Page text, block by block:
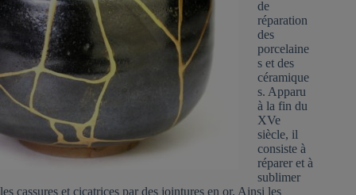
de
réparation
des
porcelaine
s et des
céramique
s. Apparu
à la fin du
XVe
siècle, il
consiste à
réparer et à
sublimer
les cassures et cicatrices par des jointures en or. Ainsi les